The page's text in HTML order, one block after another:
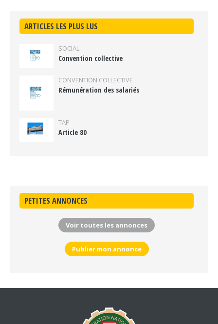
ARTICLES LES PLUS LUS
SOCIAL
Convention collective
CONVENTION COLLECTIVE
Rémunération des salariés
TAP
Article 80
PETITES ANNONCES
Voir toutes les annonces
Publier mon annonce